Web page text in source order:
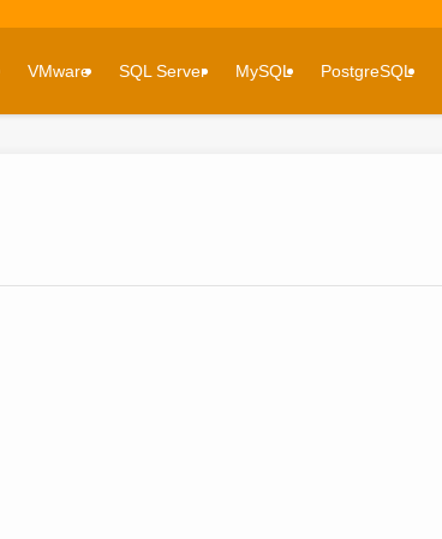
VMware SQL Server MySQL PostgreSQL